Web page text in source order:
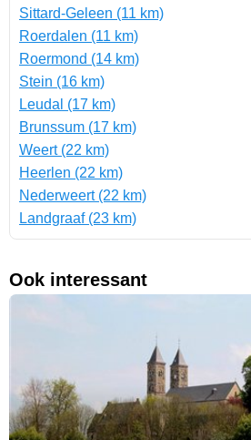
Sittard-Geleen (11 km)
Roerdalen (11 km)
Roermond (14 km)
Stein (16 km)
Leudal (17 km)
Brunssum (17 km)
Weert (22 km)
Heerlen (22 km)
Nederweert (22 km)
Landgraaf (23 km)
Ook interessant